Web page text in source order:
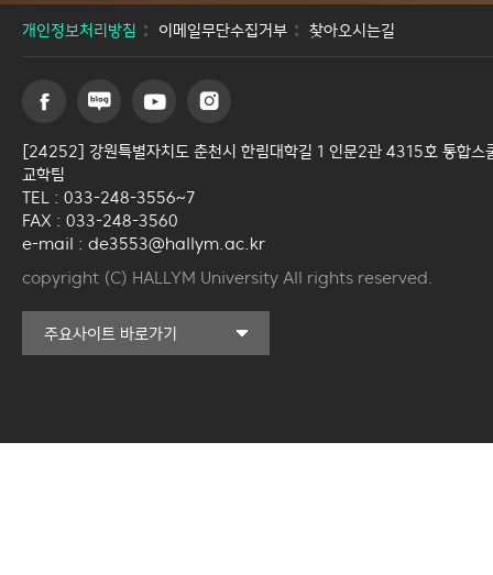
개인정보처리방침 이메일무단수집거부 찾아오시는길
[24252] 강원특별자치도 춘천시 한림대학길 1 인문2관 4315호 통합스
교학팀
TEL : 033-248-3556~7
FAX : 033-248-3560
e-mail : de3553@hallym.ac.kr
copyright (C) HALLYM University All rights reserved.
주요사이트 바로가기
커뮤니티교육원
국제학생증신청